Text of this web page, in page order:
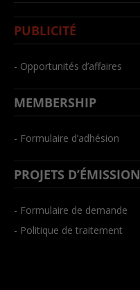
PUBLICITÉ
- Opportunités d’affaires
MEMBERSHIP
- Formulaire d’adhésion
PROJETS D’ÉMISSION
- Formulaire de demande
- Politique de traitement